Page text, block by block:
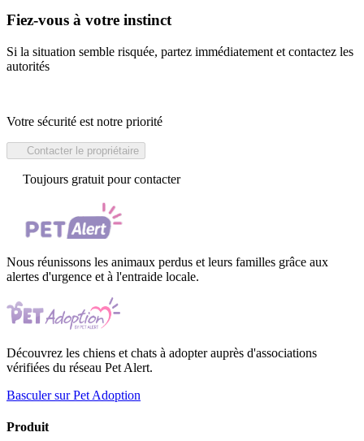
Fiez-vous à votre instinct
Si la situation semble risquée, partez immédiatement et contactez les
autorités
Votre sécurité est notre priorité
Contacter le propriétaire
Toujours gratuit pour contacter
Nous réunissons les animaux perdus et leurs familles grâce aux
alertes d'urgence et à l'entraide locale.
Découvrez les chiens et chats à adopter auprès d'associations
vérifiées du réseau Pet Alert.
Basculer sur Pet Adoption
Produit